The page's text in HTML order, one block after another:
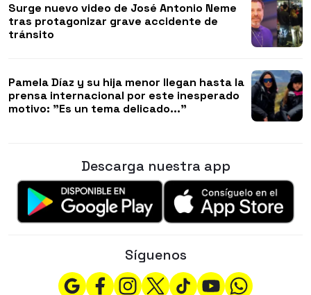
Surge nuevo video de José Antonio Neme
tras protagonizar grave accidente de
tránsito
Pamela Díaz y su hija menor llegan hasta la
prensa internacional por este inesperado
motivo: "Es un tema delicado..."
Descarga nuestra app
Síguenos